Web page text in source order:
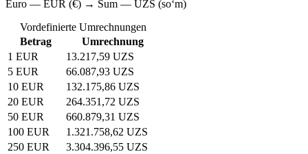
Euro — EUR (€) → Sum — UZS (soʻm)
Vordefinierte Umrechnungen
Betrag
Umrechnung
1 EUR
13.217,59 UZS
5 EUR
66.087,93 UZS
10 EUR
132.175,86 UZS
20 EUR
264.351,72 UZS
50 EUR
660.879,31 UZS
100 EUR
1.321.758,62 UZS
250 EUR
3.304.396,55 UZS